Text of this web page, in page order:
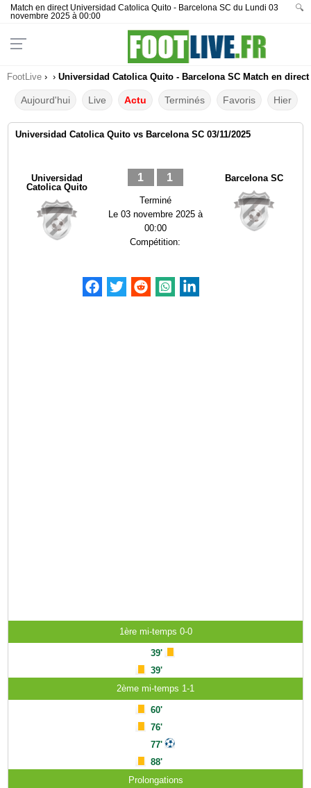
Match en direct Universidad Catolica Quito - Barcelona SC du Lundi 03
novembre 2025 à 00:00
🔍
FootLive › › Universidad Catolica Quito - Barcelona SC Match en direct
Aujourd'hui Live Actu Terminés Favoris Hier
Universidad Catolica Quito vs Barcelona SC 03/11/2025
Universidad
Catolica Quito
1 1
Terminé
Le 03 novembre 2025 à
00:00
Compétition:
Barcelona SC
1ère mi-temps 0-0
39'
39'
2ème mi-temps 1-1
60'
76'
77'
88'
Prolongations